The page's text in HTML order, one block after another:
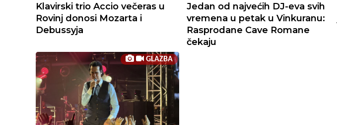
Klavirski trio Accio večeras u
Rovinj donosi Mozarta i
Debussyja
Jedan od najvećih DJ-eva svih
vremena u petak u Vinkuranu:
Rasprodane Cave Romane
čekaju
GLAZBA